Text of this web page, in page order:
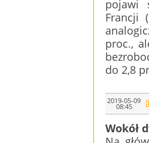
pojawi
Francji
proc.,
do 2,8
2019-05-09
08:45
Wokół